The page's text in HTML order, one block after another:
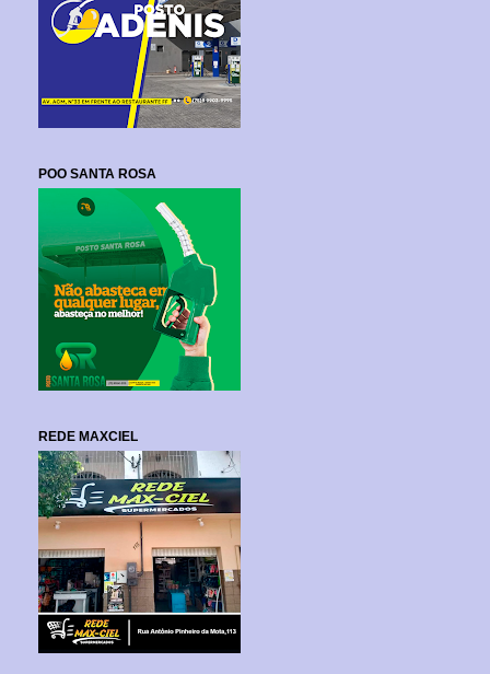
POO SANTA ROSA
REDE MAXCIEL